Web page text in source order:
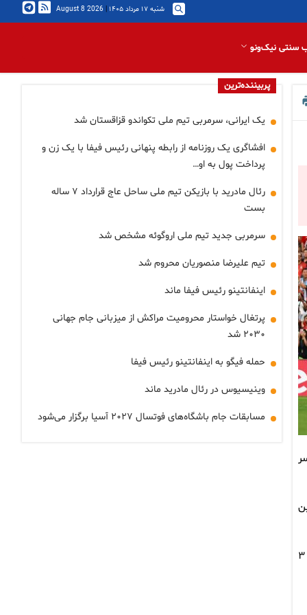
شنبه ۱۷ مرداد ۱۴۰۵ |
2026 August 8
سنتی نیک‌ونو
اندک امیدهای نیوزیلند برای بازگشت به بازی در دقیقه ۸۲ هم از بین رفت و محمود حسن ترزگه برای سومین‌بار دروازه این تیم را باز کرد تا نتیجه ۳
پربیننده‌ترین
یک ایرانی، سرمربی تیم ملی تکواندو قزاقستان شد
افشاگری یک روزنامه از رابطه پنهانی رئیس فیفا با یک زن و
پرداخت پول به او…
رئال مادرید با بازیکن تیم ملی ساحل عاج قرارداد ۷ ساله
بست
سرمربی جدید تیم ملی اروگوئه مشخص شد
تیم علیرضا منصوریان محروم شد
اینفانتینو رئیس فیفا ماند
پرتغال خواستار محرومیت مراکش از میزبانی جام جهانی
۲۰۳۰ شد
حمله فیگو به اینفانتینو رئیس فیفا
وینیسیوس در رئال مادرید ماند
مسابقات جام باشگاه‌های فوتسال ۲۰۲۷ آسیا برگزار می‌شود